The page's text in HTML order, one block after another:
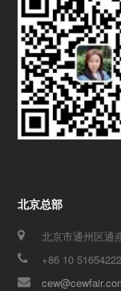
北京总部
北京市通州区通
+86 10 51654222